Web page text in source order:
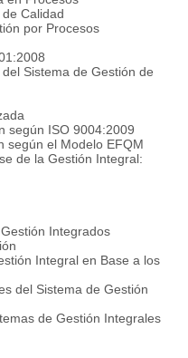
Calidad
por Procesos
Sistema de Gestión de
según ISO 9004:2009
según el Modelo EFQM
de la Gestión Integral:
Integrados
Integral en Base a los
del Sistema de Gestión
de Gestión Integrales